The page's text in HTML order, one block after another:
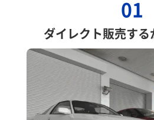
01
ダイレクト販売す